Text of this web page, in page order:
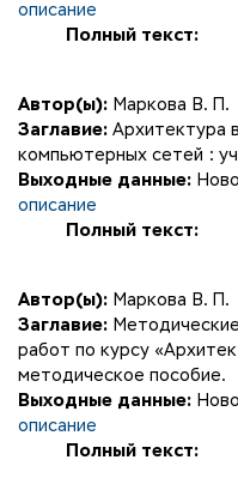
описание
Полный текст:
Автор(ы): Маркова В. П.
Заглавие: Архитектура
компьютерных сетей :
Выходные данные:
описание
Полный текст:
Автор(ы): Маркова В. П.
Заглавие:
работ по курсу
методическое пособие.
Выходные данные:
описание
Полный текст: